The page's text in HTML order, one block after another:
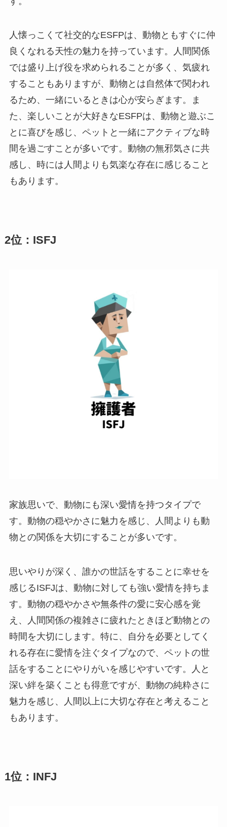
人懐っこくて社交的なESFPは、動物ともすぐに仲
良くなれる天性の魅力を持っています。人間関係
では盛り上げ役を求められることが多く、気疲れ
することもありますが、動物とは自然体で関われ
るため、一緒にいるときは心が安らぎます。ま
た、楽しいことが大好きなESFPは、動物と遊ぶこ
とに喜びを感じ、ペットと一緒にアクティブな時
間を過ごすことが多いです。動物の無邪気さに共
感し、時には人間よりも気楽な存在に感じること
もあります。
2位：ISFJ
家族思いで、動物にも深い愛情を持つタイプで
す。動物の穏やかさに魅力を感じ、人間よりも動
物との関係を大切にすることが多いです。
思いやりが深く、誰かの世話をすることに幸せを
感じるISFJは、動物に対しても強い愛情を持ちま
す。動物の穏やかさや無条件の愛に安心感を覚
え、人間関係の複雑さに疲れたときほど動物との
時間を大切にします。特に、自分を必要としてく
れる存在に愛情を注ぐタイプなので、ペットの世
話をすることにやりがいを感じやすいです。人と
深い絆を築くことも得意ですが、動物の純粋さに
魅力を感じ、人間以上に大切な存在と考えること
もあります。
1位：INFJ